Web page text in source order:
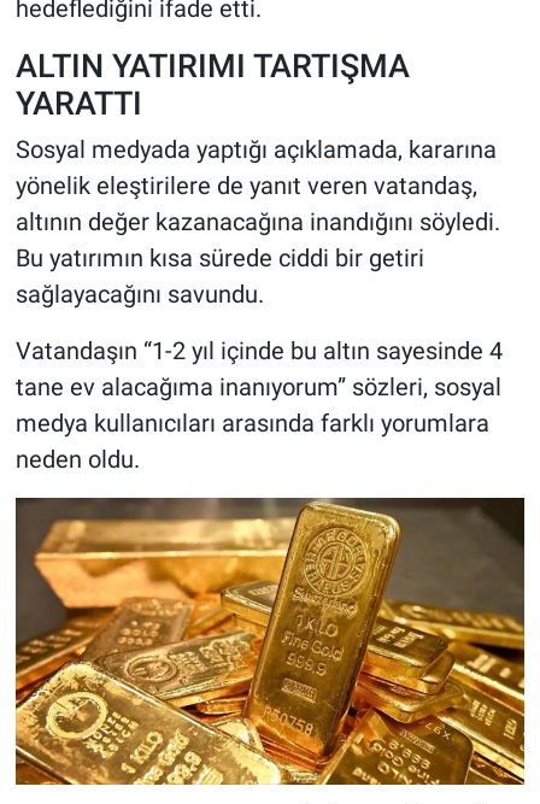
hedeflediğini ifade etti.
ALTIN YATIRIMI TARTIŞMA
YARATTI
Sosyal medyada yaptığı açıklamada, kararına
yönelik eleştirilere de yanıt veren vatandaş,
altının değer kazanacağına inandığını söyledi.
Bu yatırımın kısa sürede ciddi bir getiri
sağlayacağını savundu.
Vatandaşın “1-2 yıl içinde bu altın sayesinde 4
tane ev alacağıma inanıyorum” sözleri, sosyal
medya kullanıcıları arasında farklı yorumlara
neden oldu.
MAGAZİN
Bilim, Teknoloji